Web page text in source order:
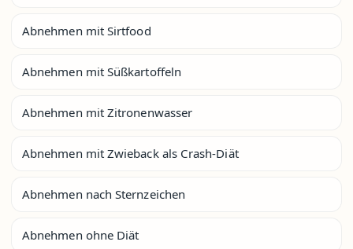
Abnehmen mit Sirtfood
Abnehmen mit Süßkartoffeln
Abnehmen mit Zitronenwasser
Abnehmen mit Zwieback als Crash-Diät
Abnehmen nach Sternzeichen
Abnehmen ohne Diät